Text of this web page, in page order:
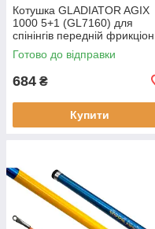
Котушка GLADIATOR AGIX
1000 5+1 (GL7160) для
спінінгів передній фрикціон
алюмінієва шпуля вага 224 г
Готово до відправки
684 ₴
Купити